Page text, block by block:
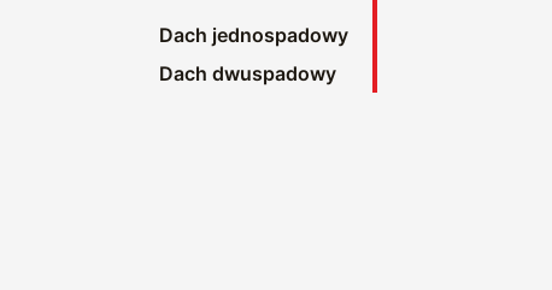
Dach jednospadowy
Dach dwuspadowy